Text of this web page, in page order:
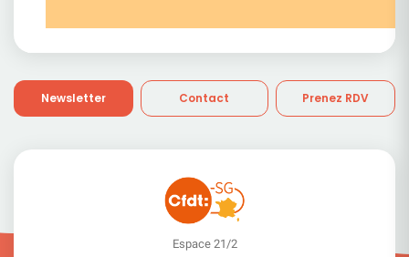
Newsletter Contact Prenez RDV
Espace 21/2